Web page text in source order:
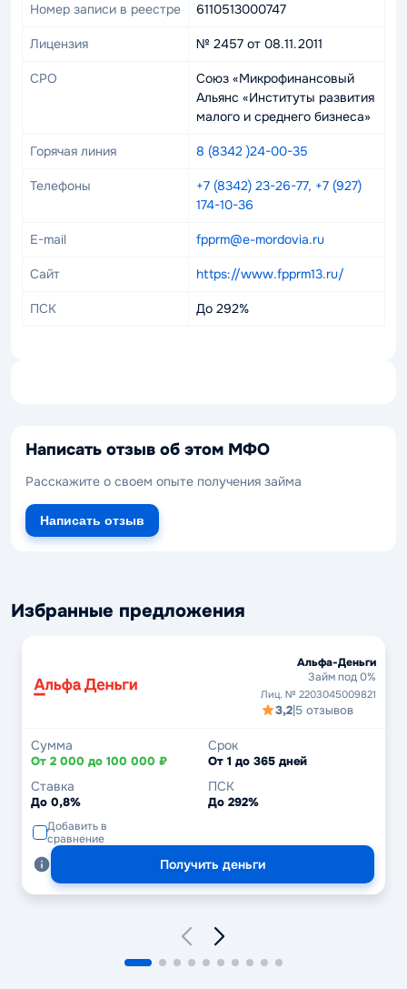
Номер записи в реестре 6110513000747
Лицензия № 2457 от 08.11.2011
СРО
Союз «Микрофинансовый
Альянс «Институты развития
малого и среднего бизнеса»
Горячая линия 8 (8342 )24-00-35
Телефоны
+7 (8342) 23-26-77, +7 (927)
174-10-36
E-mail fpprm@e-mordovia.ru
Сайт https://www.fpprm13.ru/
ПСК До 292%
Написать отзыв об этом МФО
Расскажите о своем опыте получения займа
Написать отзыв
Избранные предложения
Альфа-Деньги
Займ под 0%
Лиц. № 2203045009821
3,2|5 отзывов
Сумма
От 2 000 до 100 000 ₽
Срок
От 1 до 365 дней
Ставка
До 0,8%
ПСК
До 292%
Добавить в
сравнение
Получить деньги